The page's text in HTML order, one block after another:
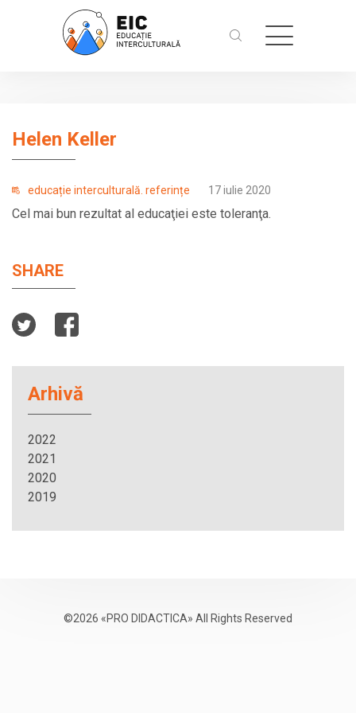
Helen Keller
educație interculturală. referințe 17 iulie 2020
Cel mai bun rezultat al educaţiei este toleranţa.
SHARE
Arhivă
2022
2021
2020
2019
©2026 «PRO DIDACTICA» All Rights Reserved